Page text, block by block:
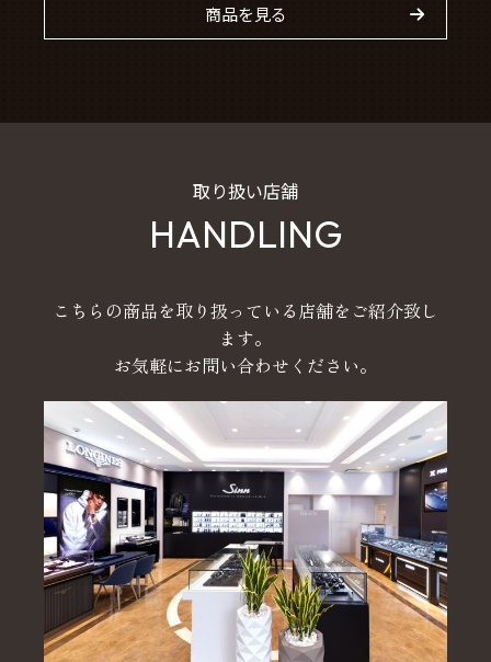
商品を見る
取り扱い店舗
HANDLING
こちらの商品を取り扱っている店舗をご紹介致し
ます。
お気軽にお問い合わせください。